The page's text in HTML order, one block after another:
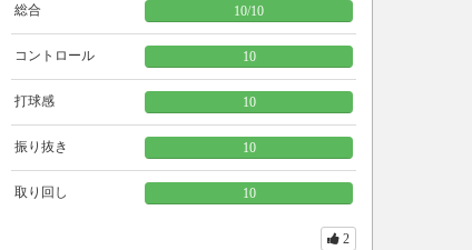
総合 10/10
コントロール 10
打球感 10
振り抜き 10
取り回し 10
2